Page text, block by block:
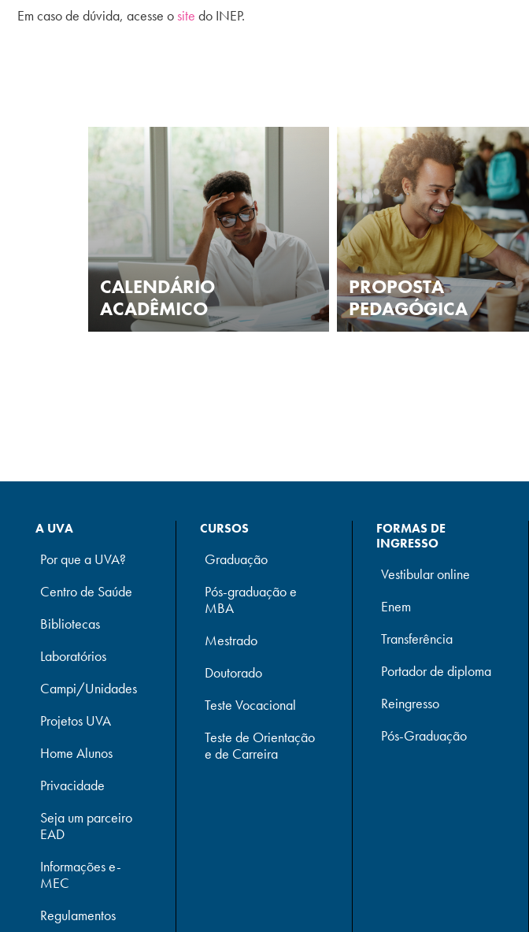
Em caso de dúvida, acesse osite do INEP.
CALENDÁRIO
ACADÊMICO
PROPOSTA
PEDAGÓGICA
A UVA
Por que a UVA?
Centro de Saúde
Bibliotecas
Laboratórios
Campi/Unidades
Projetos UVA
Home Alunos
Privacidade
Seja um parceiro
EAD
Informações e-
MEC
Regulamentos
CURSOS
Graduação
Pós-graduação e
MBA
Mestrado
Doutorado
Teste Vocacional
Teste de Orientação
e de Carreira
FORMAS DE
INGRESSO
Vestibular online
Enem
Transferência
Portador de diploma
Reingresso
Pós-Graduação